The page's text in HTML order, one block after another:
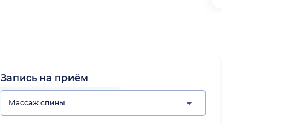
Запись на приём
Массаж спины